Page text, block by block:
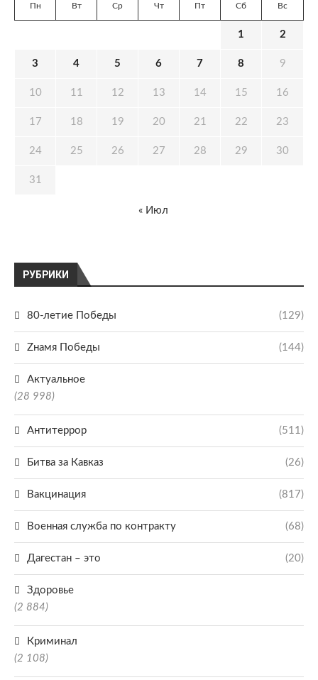
РУБРИКИ
80-летие Победы (129)
Zнамя Победы (144)
Актуальное
(28 998)
Антитеррор (511)
Битва за Кавказ (26)
Вакцинация (817)
Военная служба по контракту (68)
Дагестан – это (20)
Здоровье
(2 884)
Криминал
(2 108)
Пн Вт Ср Чт Пт Сб Вс
1 2
3 4 5 6 7 8 9
10 11 12 13 14 15 16
17 18 19 20 21 22 23
24 25 26 27 28 29 30
31
« Июл